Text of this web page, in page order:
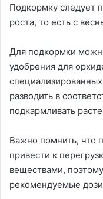
Подкормку следует
роста, то есть с
Для подкормки
удобрения для
разводить в
подкармливать
Важно помнить, что
привести к
веществами,
рекомендуемые